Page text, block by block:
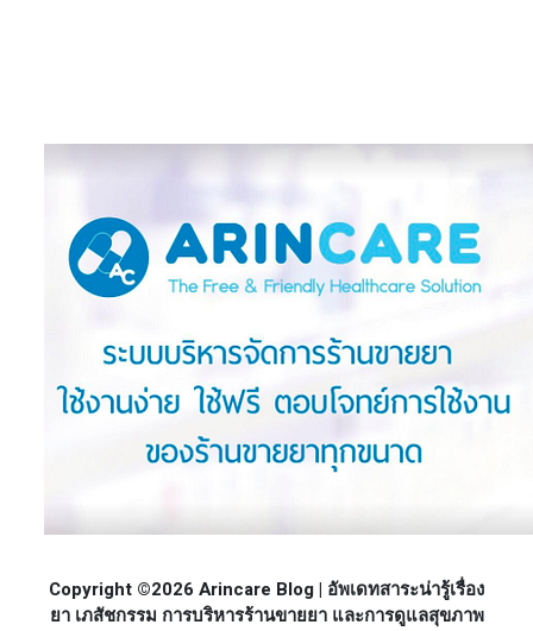
Copyright ©2026 Arincare Blog | อัพเดทสาระน่ารู้เรื่อง
ยา เภสัชกรรม การบริหารร้านขายยา และการดูแลสุขภาพ